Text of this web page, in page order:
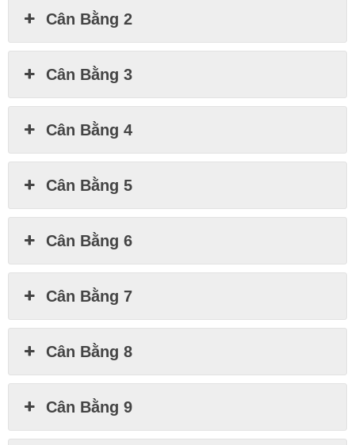
Cân Bằng 2
Cân Bằng 3
Cân Bằng 4
Cân Bằng 5
Cân Bằng 6
Cân Bằng 7
Cân Bằng 8
Cân Bằng 9